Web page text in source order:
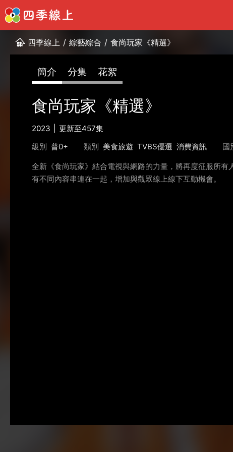
四季線上 / 綜藝綜合 / 食尚玩家《精選》
簡介 分集 花絮
食尚玩家《精選》
2023
更新至457集
級別 普0+ 類別 美食旅遊 TVBS優選 消費資訊 國
全新《食尚玩家》結合電視與網路的力量，將再度征服所
有不同內容串連在一起，增加與觀眾線上線下互動機會。